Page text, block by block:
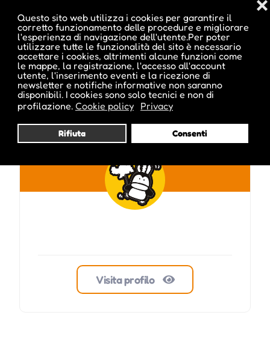
Questo sito web utilizza i cookies per garantire il
corretto funzionamento delle procedure e migliorare
l'esperienza di navigazione dell'utente.Per poter
utilizzare tutte le funzionalità del sito è necessario
accettare i cookies, altrimenti alcune funzioni come
le mappe, la registrazione, l'accesso all'account
utente, l'inserimento eventi e la ricezione di
newsletter e notifiche informative non saranno
disponibili. I cookies sono solo tecnici e non di
profilazione. Cookie policy Privacy
Rifiuta Consenti
❌
Pubblicato da :
St.Christina
Visita profilo